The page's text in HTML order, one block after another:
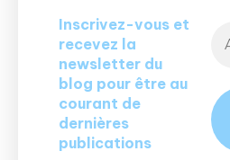
Inscrivez-vous et
recevez la
newsletter du
blog pour être au
courant de
dernières
publications